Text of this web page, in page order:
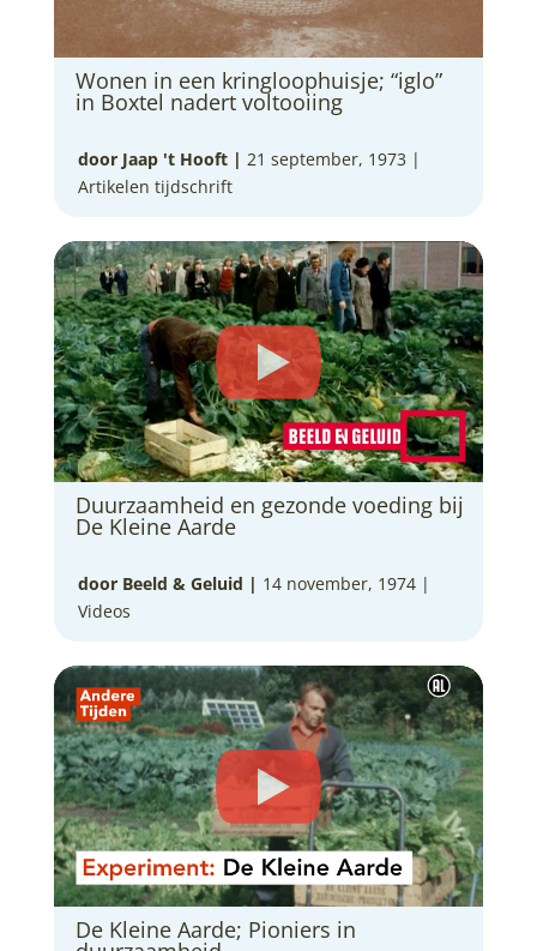
Wonen in een kringloophuisje; “iglo”
in Boxtel nadert voltooiing
door Jaap 't Hooft| 21 september, 1973 |
Artikelen tijdschrift
Duurzaamheid en gezonde voeding bij
De Kleine Aarde
door Beeld & Geluid | 14 november, 1974 |
Videos
De Kleine Aarde; Pioniers in